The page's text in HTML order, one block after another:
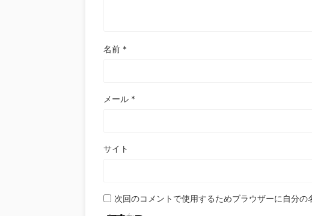
名前 *
メール *
サイト
次回のコメントで使用するためブラウザーに自分の